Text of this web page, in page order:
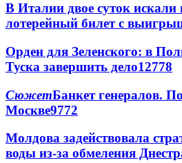
В Италии двое суток
лотерейный билет с
Орден для Зеленского: в
Туска завершить дело12778
СюжетБанкет генералов.
Москве9772
Молдова задействовала
воды из-за обмеления